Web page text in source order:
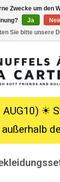
AUG10) ☀︎
Zwecke um den
Ja
Sie bitte unsere